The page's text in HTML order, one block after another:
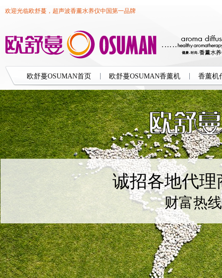
欢迎光临欧舒蔓，超声波香薰水养仪中国第一品牌
欧舒蔓OSUMAN首页 欧舒蔓OSUMAN香薰机 香薰机